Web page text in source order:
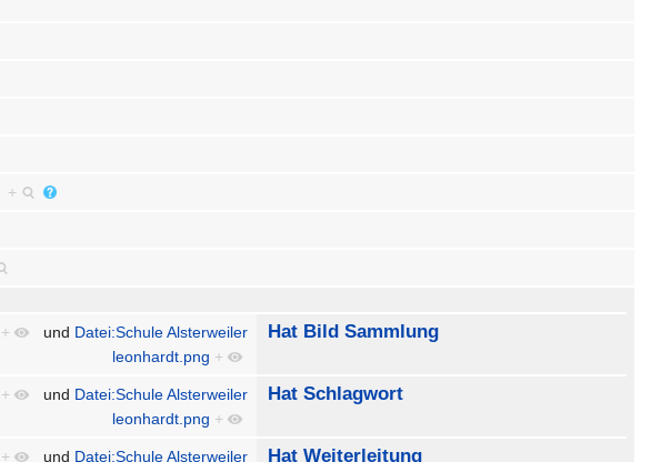
+
+ und Datei:Schule Alsterweiler
leonhardt.png +
Hat Bild Sammlung
+ und Datei:Schule Alsterweiler
leonhardt.png +
Hat Schlagwort
+ und Datei:Schule Alsterweiler Hat Weiterleitung